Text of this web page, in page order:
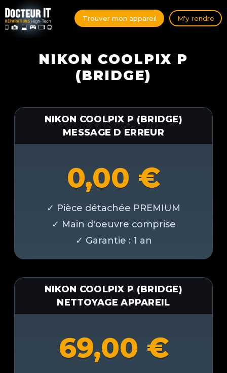
Trouver mon appareil M'y rendre
NIKON COOLPIX P
(BRIDGE)
NIKON COOLPIX P (BRIDGE)
MESSAGE D ERREUR
0,00 €
NIKON COOLPIX P (BRIDGE)
NETTOYAGE APPAREIL
69,00 €